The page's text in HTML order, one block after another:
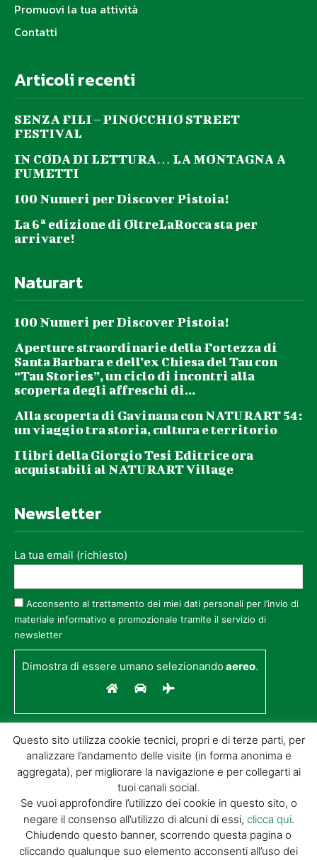
Promuovi la tua attività
Contatti
Articoli recenti
SENZA FILI – PINOCCHIO STREET
FESTIVAL
IN CODA DI LETTURA… LA MONTAGNA A
FUMETTI
100 Numeri per Discover Pistoia!
La 6ª edizione di OltreLaRocca sta per
arrivare!
Naturart
100 Numeri per Discover Pistoia!
Aperture straordinarie della Fortezza di
Santa Barbara e dell’ex Chiesa del Tau con
“Tau Stories”, un ciclo di incontri alla
scoperta degli affreschi di...
Alla scoperta di Gavinana con NATURART 54:
un viaggio tra storia, cultura e territorio
I libri della Giorgio Tesi Editrice ora
acquistabili al NATURART Village
Newsletter
La tua email (richiesto)
Acconsento al trattamento dei miei dati personali per l’invio di
materiale informativo e promozionale tramite il servizio di
newsletter
Dimostra di essere umano selezionandoaereo.
© GIORGIO TESI EDITRICE S.R.L. | P.IVA
01732650476 | VIA DI BADIA 14 – 51100 LOC.
BOTTEGONE (PISTOIA) |POWERED BY
Questo sito utilizza cookie tecnici, propri e di terze parti, per
analizzare l’andamento delle visite (in forma anonima e
aggregata), per migliorare la navigazione e per collegarti ai
tuoi canali social.
Se vuoi approfondire l’utilizzo dei cookie in questo sito, o
negare il consenso all’utilizzo di alcuni di essi, clicca qui.
Chiudendo questo banner, scorrendo questa pagina o
cliccando qualunque suo elemento acconsenti all’uso dei